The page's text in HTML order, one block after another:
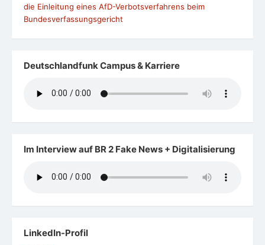
die Einleitung eines AfD-Verbotsverfahrens beim
Bundesverfassungsgericht
Deutschlandfunk Campus & Karriere
Im Interview auf BR 2 Fake News + Digitalisierung
LinkedIn-Profil